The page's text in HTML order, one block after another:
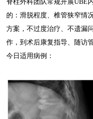
脊柱外科团队常规开展UBE
的：滑脱程度、椎管狭窄情
方案，不过度治疗、不遗漏
作，到术后康复指导、随访
今日适用病例：